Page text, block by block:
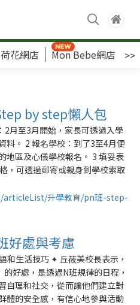
荷花網店 Mon Bebe網店 >>
by step懶人包
2月至3月開始，家長可透過入學
料。 2 報名學校：到了3至4月便
地區及心儀學校報名。 3 填妥表
，可透過郵寄或親身到學校索取
升學教育/pn班-step-
好處與考慮
和生活技巧 ✦ 丘莜美校長表示，
好處，是透過N班規律的日程，
自理和社交，從而讓他們建立對
體的安全感，有信心地參與活動